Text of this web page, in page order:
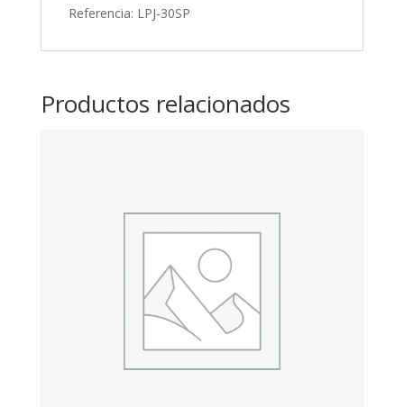
Ul,
cantidad
Referencia: LPJ-30SP
Productos relacionados